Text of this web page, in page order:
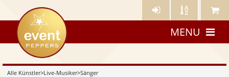
Künstler- Künstler Meine
eventpeppers
MENU
Alle Künstler>Live-Musiker>Sänger